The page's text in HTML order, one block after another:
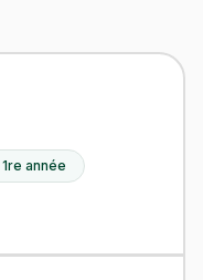
1re année